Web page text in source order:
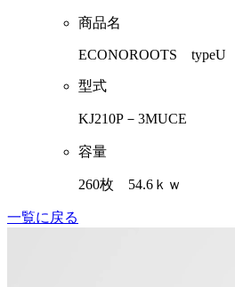
商品名
ECONOROOTS typeU
型式
KJ210P－3MUCE
容量
260枚 54.6ｋｗ
一覧に戻る